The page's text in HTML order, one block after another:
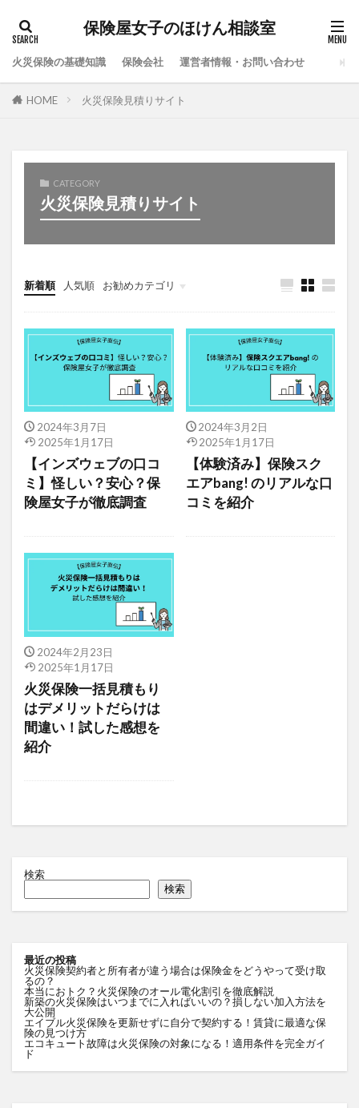
保険屋女子のほけん相談室
火災保険の基礎知識 保険会社 運営者情報・お問い合わせ
HOME 火災保険見積りサイト
CATEGORY
火災保険見積りサイト
新着順 人気順 お勧めカテゴリ
after_paragraph
message
php
2024年3月7日
2025年1月17日
【インズウェブの口コ
ミ】怪しい？安心？保
険屋女子が徹底調査
2024年3月2日
2025年1月17日
【体験済み】保険スク
エアbang! のリアルな口
コミを紹介
2024年2月23日
2025年1月17日
火災保険一括見積もり
はデメリットだらけは
間違い！試した感想を
紹介
検索
検索
最近の投稿
火災保険契約者と所有者が違う場合は保険金をどうやって受け取
るの？
本当におトク？火災保険のオール電化割引を徹底解説
新築の火災保険はいつまでに入ればいいの？損しない加入方法を
大公開
エイブル火災保険を更新せずに自分で契約する！賃貸に最適な保
険の見つけ方
エコキュート故障は火災保険の対象になる！適用条件を完全ガイ
ド